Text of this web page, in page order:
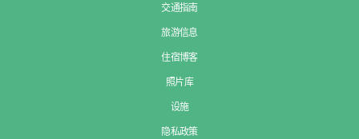
交通指南
旅游信息
住宿博客
照片库
设施
隐私政策